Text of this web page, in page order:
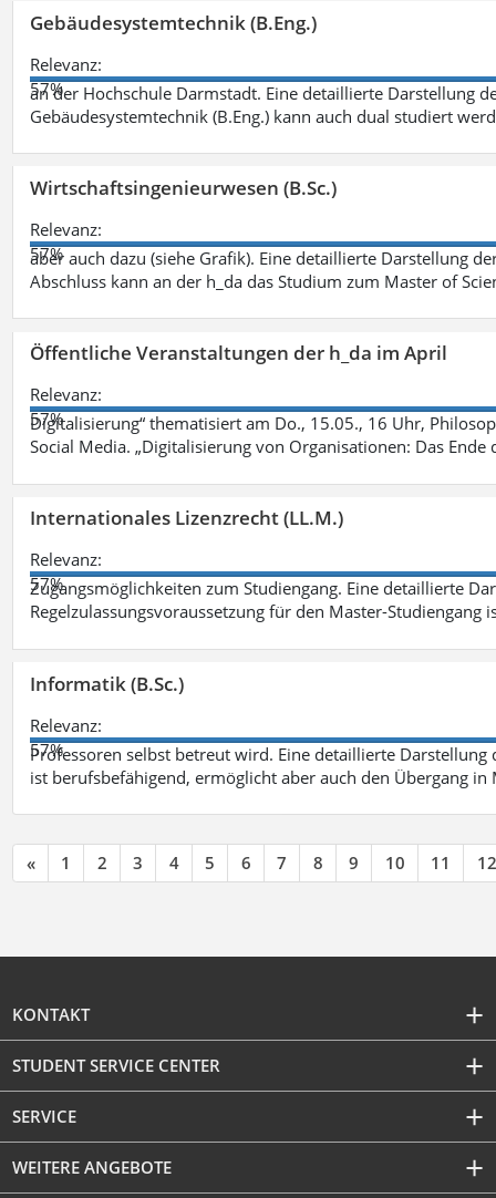
Gebäudesystemtechnik (B.Eng.)
Relevanz:
57%
an der Hochschule Darmstadt. Eine detaillierte Darstellung
Gebäudesystemtechnik (B.Eng.) kann auch dual studiert
Wirtschaftsingenieurwesen (B.Sc.)
Relevanz:
57%
aber auch dazu (siehe Grafik). Eine detaillierte Darstellung
Abschluss kann an der h_da das Studium zum Master of
Öffentliche Veranstaltungen der h_da im April
Relevanz:
57%
Digitalisierung“ thematisiert am Do., 15.05., 16 Uhr,
Social Media. „Digitalisierung von Organisationen: Das Ende
Internationales Lizenzrecht (LL.M.)
Relevanz:
57%
Zugangsmöglichkeiten zum Studiengang. Eine detaillierte
Regelzulassungsvoraussetzung für den Master-
Informatik (B.Sc.)
Relevanz:
57%
Professoren selbst betreut wird. Eine detaillierte
ist berufsbefähigend, ermöglicht aber auch den Übergang in
« 1 2 3 4 5 6 7 8 9 10 11 12
KONTAKT
STUDENT SERVICE CENTER
SERVICE
WEITERE ANGEBOTE